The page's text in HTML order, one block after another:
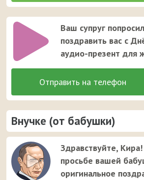
Ваш супруг
поздравить вас с
аудио-презент для
Внучке (от бабушки)
Здравствуйте,
просьбе вашей
оригинальное